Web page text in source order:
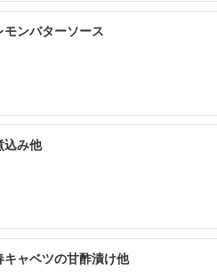
ンバターソース
込み他
ャベツの甘酢漬け他